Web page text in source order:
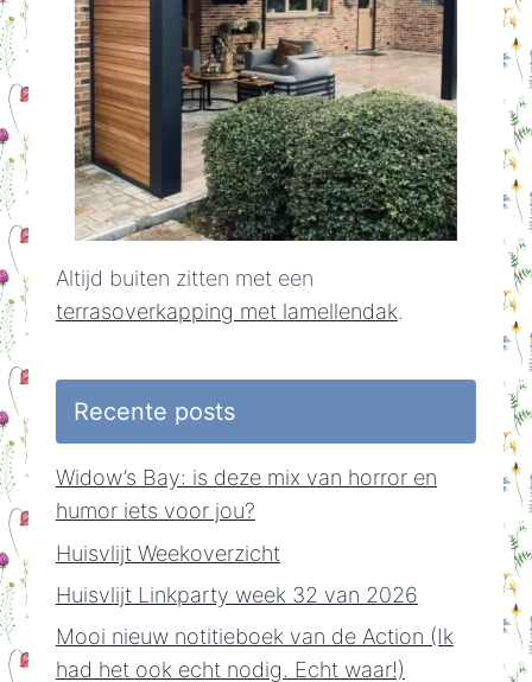
Altijd buiten zitten met een
terrasoverkapping met lamellendak.
Recente posts
Widow’s Bay: is deze mix van horror en
humor iets voor jou?
Huisvlijt Weekoverzicht
Huisvlijt Linkparty week 32 van 2026
Mooi nieuw notitieboek van de Action (Ik
had het ook echt nodig. Echt waar!)